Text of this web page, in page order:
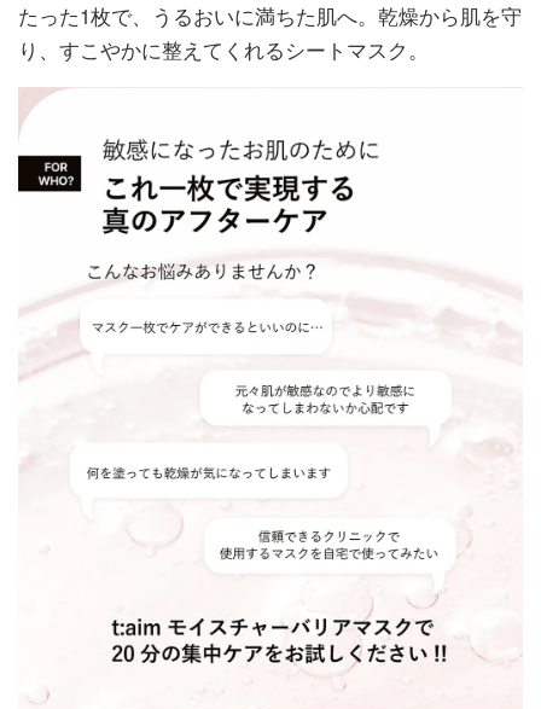
たった1枚で、うるおいに満ちた肌へ。乾燥から肌を守
り、すこやかに整えてくれるシートマスク。